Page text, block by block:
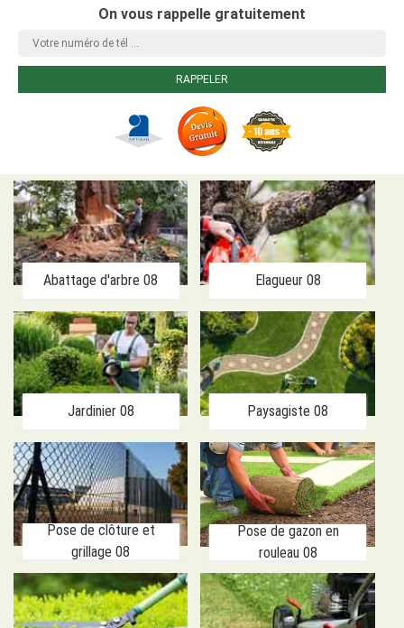
On vous rappelle gratuitement
Abattage d'arbre 08 Elagueur 08
Jardinier 08 Paysagiste 08
Pose de clôture et
grillage 08
Pose de gazon en
rouleau 08